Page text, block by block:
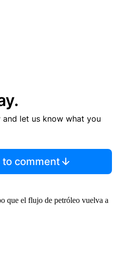
let us know what you
comment
que el flujo de petróleo vuelva a